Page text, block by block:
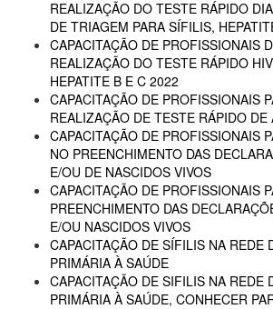
REALIZAÇÃO DO TESTE RÁPIDO
DE TRIAGEM PARA SÍFILIS,
CAPACITAÇÃO DE PROFISSIONAIS
REALIZAÇÃO DO TESTE RÁPIDO
HEPATITE B E C 2022
CAPACITAÇÃO DE PROFISSIONAIS
REALIZAÇÃO DE TESTE RÁPIDO DE
CAPACITAÇÃO DE PROFISSIONAIS
NO PREENCHIMENTO DAS
E/OU DE NASCIDOS VIVOS
CAPACITAÇÃO DE PROFISSIONAIS
PREENCHIMENTO DAS
E/OU NASCIDOS VIVOS
CAPACITAÇÃO DE SÍFILIS NA REDE
PRIMÁRIA À SAÚDE
CAPACITAÇÃO DE SIFILIS NA REDE
PRIMÁRIA À SAÚDE, CONHECER